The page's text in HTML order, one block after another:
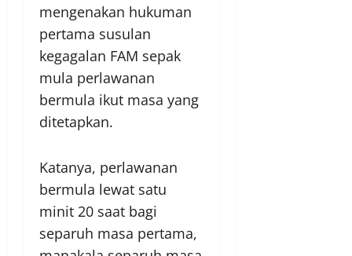
mengenakan hukuman
pertama susulan
kegagalan FAM sepak
mula perlawanan
bermula ikut masa yang
ditetapkan.
Katanya, perlawanan
bermula lewat satu
minit 20 saat bagi
separuh masa pertama,